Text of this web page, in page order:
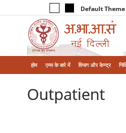
Default Theme
होम एम्‍स के बारे में विभाग और केन्‍द्र
Outpatient